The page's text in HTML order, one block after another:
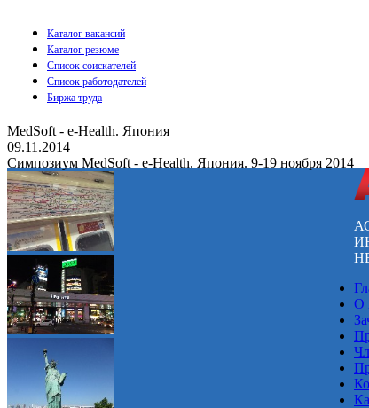
Каталог вакансий
Каталог резюме
Список соискателей
Список работодателей
Биржа труда
MedSoft - e-Health. Япония
09.11.2014
Симпозиум MedSoft - e-Health. Япония. 9-19 ноября 2014
О